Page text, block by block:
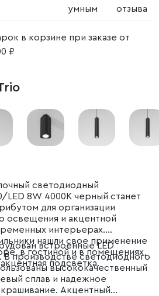
умным
отзыва
в корзине при заказе от
₽
светодиодный
LED 8W 4000K черный станет
для организации
освещения и акцентной
интерьерах.
нашли свое применение
в гостиной и в помещениях,
подсветка.
встроенные LED
производстве светодиодного
высококачественный
сплав и надежное
Акцентный